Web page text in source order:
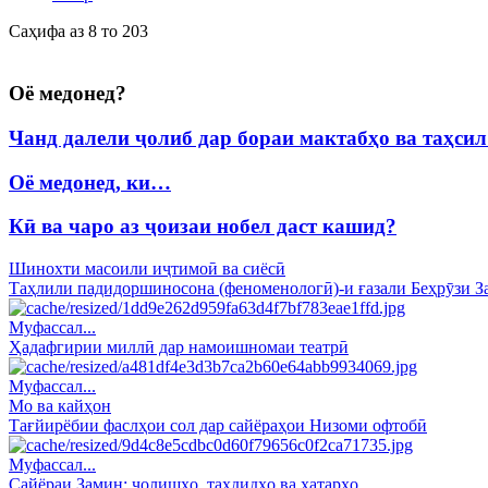
Саҳифа аз 8 то 203
Оё медонед?
Чанд далели ҷолиб дар бораи мактабҳо ва
Оё медонед, ки…
Кӣ ва чаро аз ҷоизаи нобел даст кашид?
Шинохти масоили иҷтимоӣ ва сиёсӣ
Таҳлили падидоршиносона (феноменологӣ)-и ғазали Беҳрӯзи
Муфассал...
Ҳадафгирии миллӣ дар намоишномаи театрӣ
Муфассал...
Мо ва кайҳон
Тағйирёбии фаслҳои сол дар сайёраҳои Низоми офтобӣ
Муфассал...
Сайёраи Замин: чолишҳо, таҳдидҳо ва хатарҳо